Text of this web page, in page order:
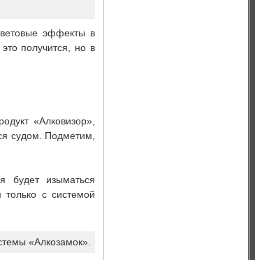
эффекты в
получится, но в
«Алковизор»,
судом. Подметим,
будет изыматься
с системой
«Алкозамок».